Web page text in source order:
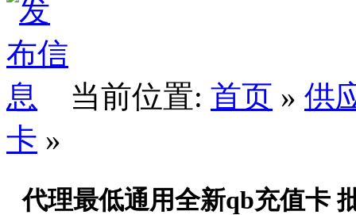
当前位置: 首页 » 供
卡 »
代理最低通用全新qb充值卡